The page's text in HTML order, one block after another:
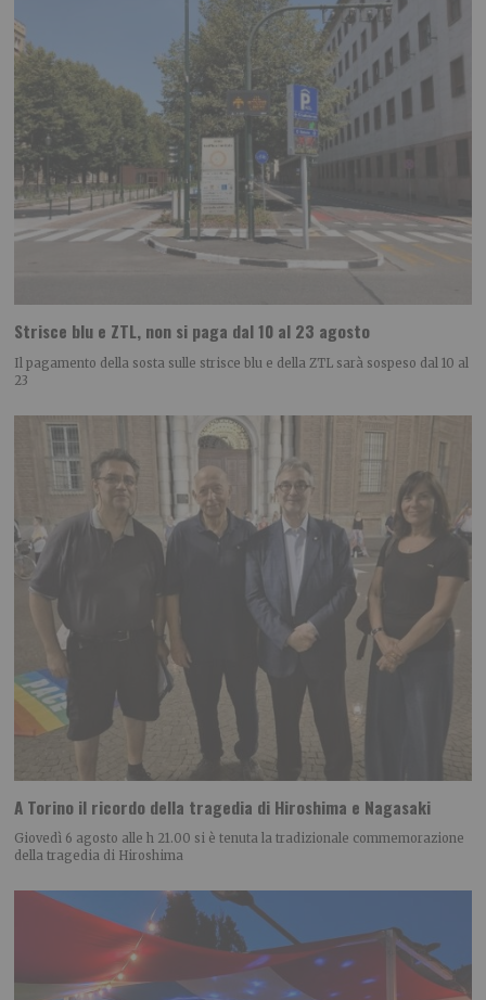
Strisce blu e ZTL, non si paga dal 10 al 23 agosto
Il pagamento della sosta sulle strisce blu e della ZTL sarà sospeso dal 10 al
23
A Torino il ricordo della tragedia di Hiroshima e Nagasaki
Giovedì 6 agosto alle h 21.00 si è tenuta la tradizionale commemorazione
della tragedia di Hiroshima